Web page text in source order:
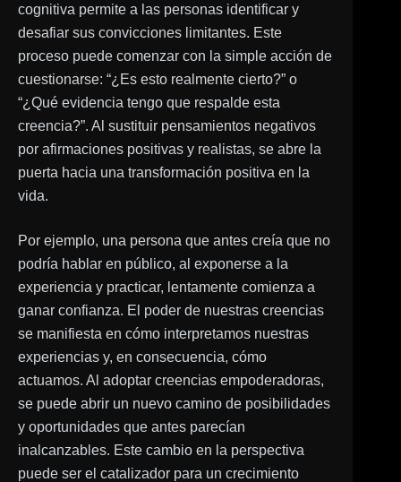
cognitiva permite a las personas identificar y
desafiar sus convicciones limitantes. Este
proceso puede comenzar con la simple acción de
cuestionarse: “¿Es esto realmente cierto?” o
“¿Qué evidencia tengo que respalde esta
creencia?”. Al sustituir pensamientos negativos
por afirmaciones positivas y realistas, se abre la
puerta hacia una transformación positiva en la
vida.
Por ejemplo, una persona que antes creía que no
podría hablar en público, al exponerse a la
experiencia y practicar, lentamente comienza a
ganar confianza. El poder de nuestras creencias
se manifiesta en cómo interpretamos nuestras
experiencias y, en consecuencia, cómo
actuamos. Al adoptar creencias empoderadoras,
se puede abrir un nuevo camino de posibilidades
y oportunidades que antes parecían
inalcanzables. Este cambio en la perspectiva
puede ser el catalizador para un crecimiento